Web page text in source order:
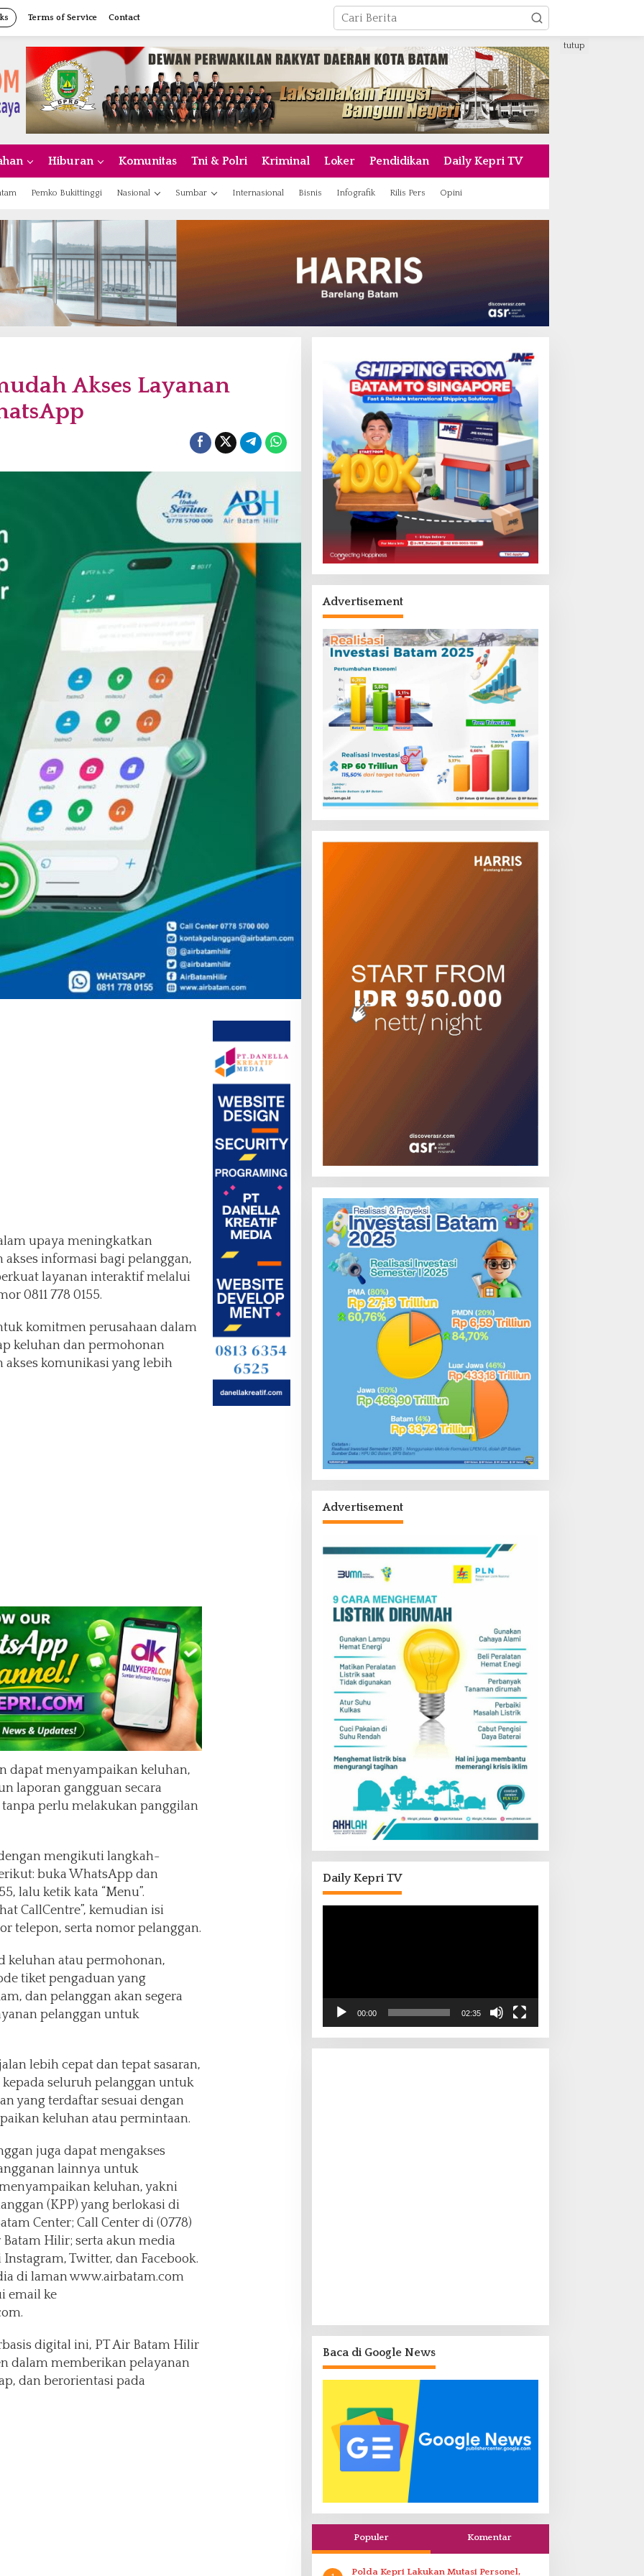
Terms of Service Contact
Hiburan Komunitas Tni & Polri Kriminal Loker Pendidikan Daily Kepri TV
Pemko Bukittinggi Nasional Sumbar Internasional Bisnis Infografik Rilis Pers Opini
tutup
Akses Layanan
upaya meningkatkan
informasi bagi pelanggan,
layanan interaktif melalui
0811 778 0155.
komitmen perusahaan dalam
keluhan dan permohonan
akses komunikasi yang lebih
dapat menyampaikan keluhan,
laporan gangguan secara
perlu melakukan panggilan
mengikuti langkah-
buka WhatsApp dan
lalu ketik kata “Menu”.
CallCentre”, kemudian isi
telepon, serta nomor pelanggan.
keluhan atau permohonan,
tiket pengaduan yang
dan pelanggan akan segera
pelanggan untuk
lebih cepat dan tepat sasaran,
seluruh pelanggan untuk
yang terdaftar sesuai dengan
keluhan atau permintaan.
juga dapat mengakses
lainnya untuk
keluhan, yakni
(KPP) yang berlokasi di
Center; Call Center di (0778)
Hilir; serta akun media
Twitter, dan Facebook.
di laman www.airbatam.com
email ke
digital ini, PT Air Batam Hilir
dalam memberikan pelayanan
dan berorientasi pada
Advertisement
Advertisement
Daily Kepri TV
00:00 02:35
Baca di Google News
Populer Komentar
Polda Kepri Lakukan Mutasi Personel,